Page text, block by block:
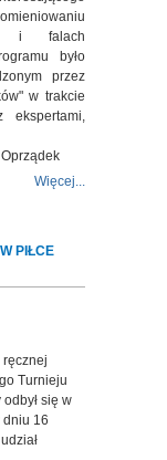
i falach
było
przez
w trakcie
Więcej...
PIŁCE
ręcznej
Turnieju
się w
dniu 16